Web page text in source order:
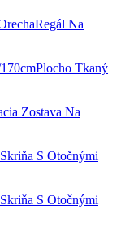
Regál Na
Plocho Tkaný
Zostava Na
Skriňa S Otočnými
Skriňa S Otočnými